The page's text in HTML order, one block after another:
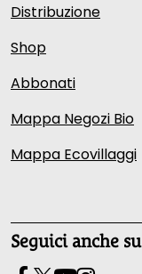
Distribuzione
Shop
Abbonati
Mappa Negozi Bio
Mappa Ecovillaggi
Seguici anche su